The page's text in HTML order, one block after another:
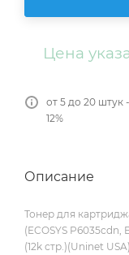
Цена
от 5 до 20 штук
12%
Описание
Тонер для
(ECOSYS P6035cdn,
(12k стр.)(Uninet USA)